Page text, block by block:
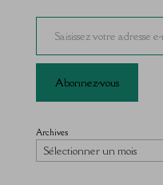
Saisissez votre adresse e-mail…
Abonnez-vous
Archives